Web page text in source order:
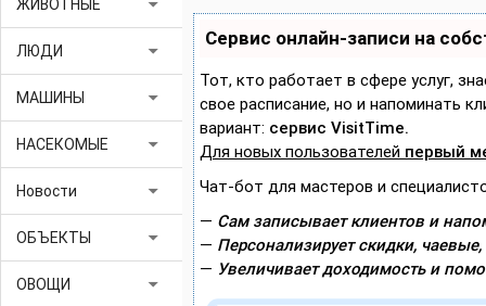
ЖИВОТНЫЕ
ЛЮДИ arrow_drop_down
МАШИНЫ arrow_drop_down
НАСЕКОМЫЕ arrow_drop_down
Новости arrow_drop_down
ОБЪЕКТЫ arrow_drop_down
ОВОЩИ arrow_drop_down
Сервис онлайн-записи на
Тот, кто работает в сфере услуг,
свое расписание, но и напоминать
вариант: сервис VisitTime.
Для новых пользователей первый
Чат-бот для мастеров и
— Сам записывает клиентов и
— Персонализирует скидки,
— Увеличивает доходимость и